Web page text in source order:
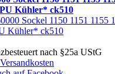
Kühler* ck510
nach §25a UStG
Versandkosten